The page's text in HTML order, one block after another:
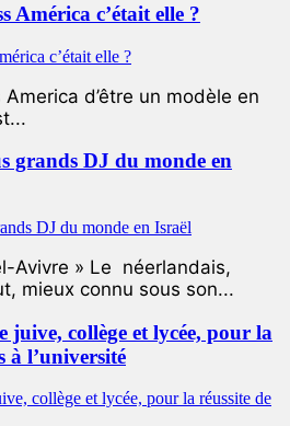
América c’était elle ?
d’être un modèle en
grands DJ du monde en
Avivre » Le néerlandais,
mieux connu sous son...
juive, collège et lycée, pour la
à l’université